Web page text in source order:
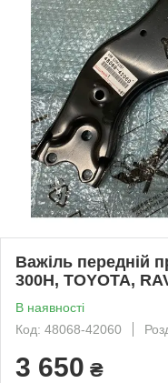
Важіль передній
300H, TOYOTA,
В наявності
Код: 48068-42060
3 650 ₴